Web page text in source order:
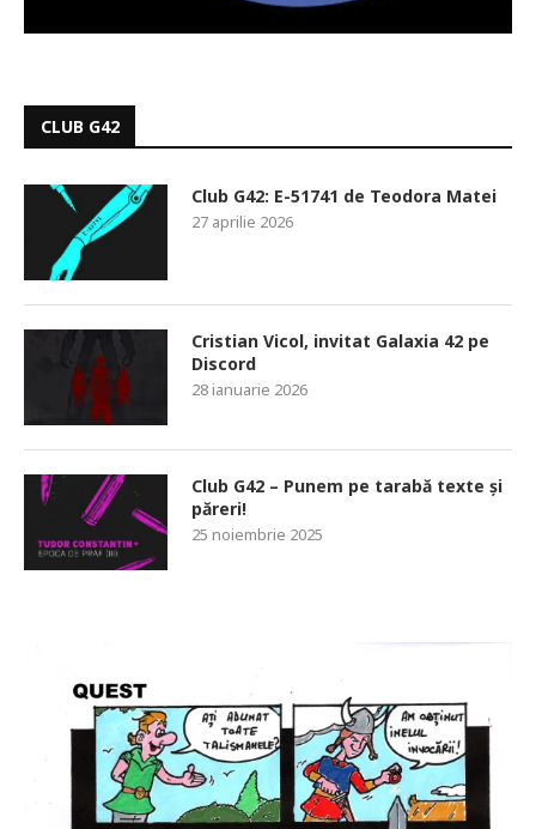
CLUB G42
Club G42: E-51741 de Teodora Matei
27 aprilie 2026
Cristian Vicol, invitat Galaxia 42 pe
Discord
28 ianuarie 2026
Club G42 – Punem pe tarabă texte și
păreri!
25 noiembrie 2025